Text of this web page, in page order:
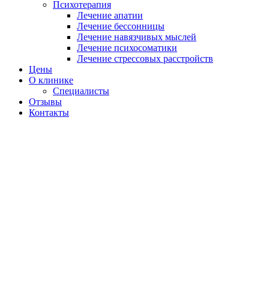
Психотерапия
Лечение апатии
Лечение бессонницы
Лечение навязчивых мыслей
Лечение психосоматики
Лечение стрессовых расстройств
Цены
О клинике
Специалисты
Отзывы
Контакты